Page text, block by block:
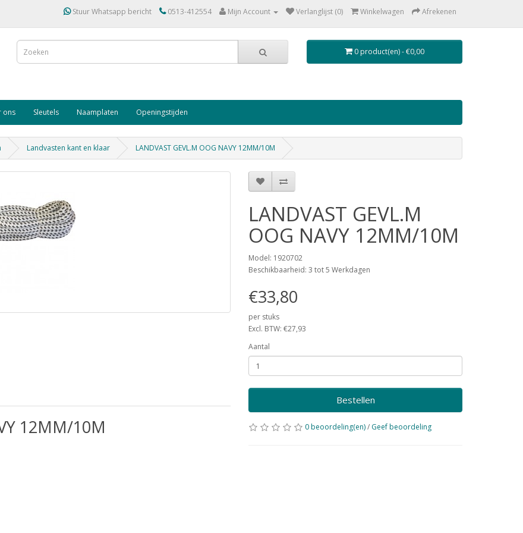
Stuur Whatsapp bericht 0513-412554 Mijn Account Verlanglijst (0) Winkelwagen Afrekenen
0 product(en) - €0,00
ons Sleutels Naamplaten Openingstijden
Landvasten kant en klaar LANDVAST GEVL.M OOG NAVY 12MM/10M
12MM/10M
LANDVAST GEVL.M
OOG NAVY 12MM/10M
Model: 1920702
Beschikbaarheid: 3 tot 5 Werkdagen
€33,80
per stuks
Excl. BTW: €27,93
Aantal
Bestellen
0 beoordeling(en)/ Geef beoordeling